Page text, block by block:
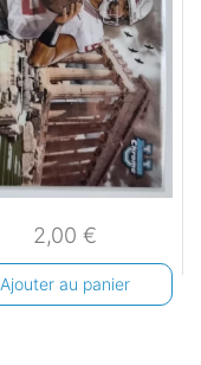
2,00 €
Ajouter au panier